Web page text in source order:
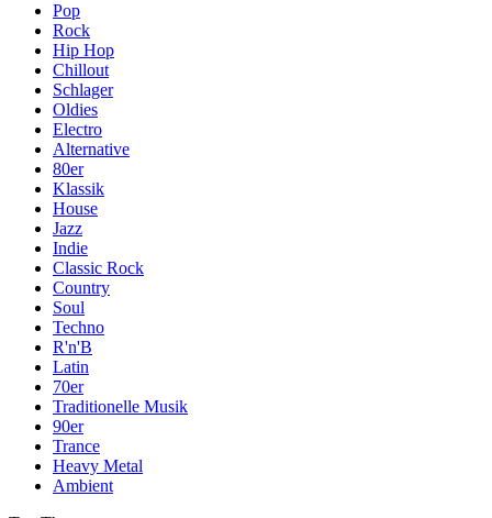
Pop
Rock
Hip Hop
Chillout
Schlager
Oldies
Electro
Alternative
80er
Klassik
House
Jazz
Indie
Classic Rock
Country
Soul
Techno
R'n'B
Latin
70er
Traditionelle Musik
90er
Trance
Heavy Metal
Ambient